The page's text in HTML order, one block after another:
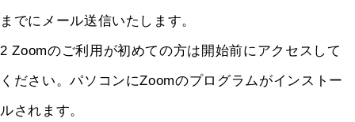
までにメール送信いたします。
2 Zoomのご利用が初めての方は開始前にアクセスして
ください。パソコンにZoomのプログラムがインストー
ルされます。